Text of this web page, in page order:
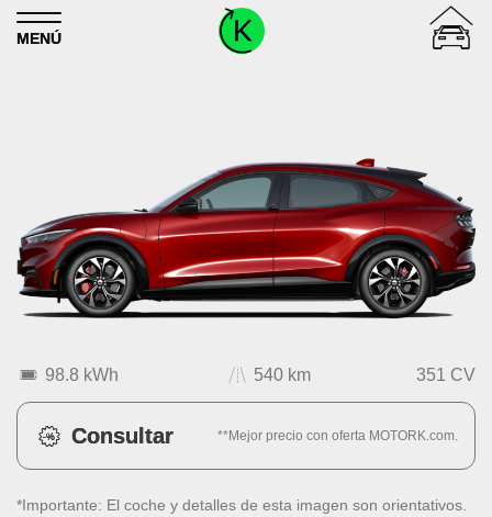
Skip to content
MENÚ
98.8 kWh 540 km 351 CV
Consultar **Mejor precio con oferta MOTORK.com.
*Importante: El coche y detalles de esta imagen son orientativos.